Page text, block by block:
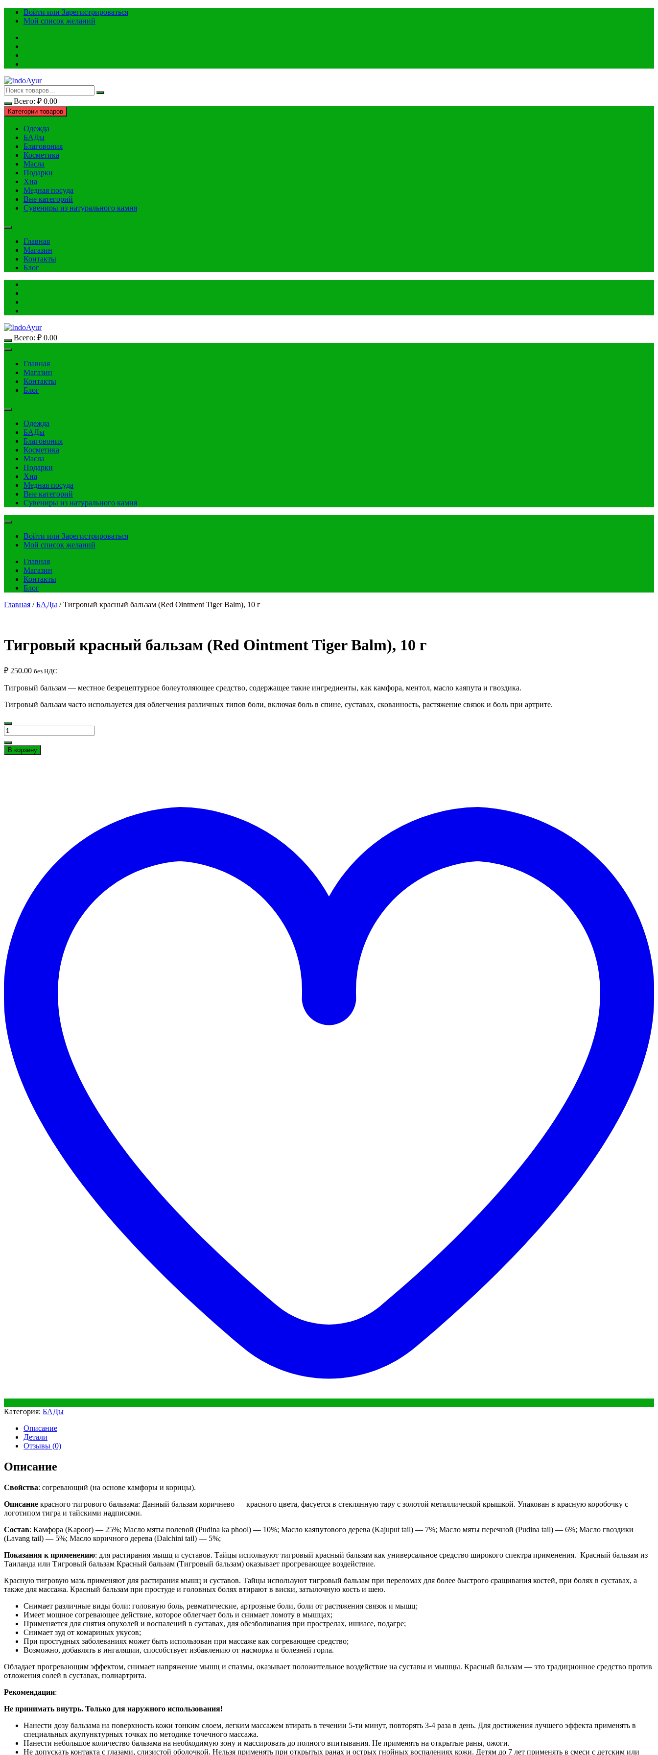
ПерейтиВойти или Зарегистрироваться
Мой список желаний
Всего: ₽ 0.00
Категории товаров
Одежда
БАДы
Благовония
Косметика
Масла
Подарки
Хна
Медная посуда
Вне категорий
Сувениры из натурального камня
Главная
Магазин
Контакты
Блог
Всего: ₽ 0.00
Главная
Магазин
Контакты
Блог
Одежда
БАДы
Благовония
Косметика
Масла
Подарки
Хна
Медная посуда
Вне категорий
Сувениры из натурального камня
Войти или Зарегистрироваться
Мой список желаний
Главная
Магазин
Контакты
Блог
Главная /БАДы / Тигровый красный бальзам (Red Ointment Tiger Balm), 10 г
Тигровый красный бальзам (Red Ointment Tiger Balm), 10 г
₽ 250.00 без НДС
Тигровый бальзам — местное безрецептурное болеутоляющее средство, содержащее такие ингредиенты, как камфора, ментол, масло каяпута и гвоздика.
Тигровый бальзам часто используется для облегчения различных типов боли, включая боль в спине, суставах, скованность, растяжение связок и боль при артрите.
Количество
Тигровый
красный
бальзам
В корзину
Категория: БАДы
Описание
Детали
Отзывы (0)
Описание
Свойства: согревающий (на основе камфоры и корицы).
Описание красного тигрового бальзама: Данный бальзам коричнево — красного цвета, фасуется в стеклянную тару с золотой металлической крышкой. Упакован в красную коробочку с
логотипом тигра и тайскими надписями.
Состав: Камфора (Kapoor) — 25%; Масло мяты полевой (Pudina ka phool) — 10%; Масло каяпутового дерева (Kajuput tail) — 7%; Масло мяты перечной (Pudina tail) — 6%; Масло гвоздики
(Lavang tail) — 5%; Масло коричного дерева (Dalchini tail) — 5%;
Показания к применению: для растирания мышц и суставов. Тайцы используют тигровый красный бальзам как универсальное средство широкого спектра применения. Красный бальзам из
Таиланда или Тигровый бальзам Красный бальзам (Тигровый бальзам) оказывает прогревающее воздействие.
Красную тигровую мазь применяют для растирания мышц и суставов. Тайцы используют тигровый бальзам при переломах для более быстрого сращивания костей, при болях в суставах, а
также для массажа. Красный бальзам при простуде и головных болях втирают в виски, затылочную кость и шею.
Снимает различные виды боли: головную боль, ревматические, артрозные боли, боли от растяжения связок и мышц;
Имеет мощное согревающее действие, которое облегчает боль и снимает ломоту в мышцах;
Применяется для снятия опухолей и воспалений в суставах, для обезболивания при прострелах, ишиасе, подагре;
Снимает зуд от комариных укусов;
При простудных заболеваниях может быть использован при массаже как согревающее средство;
Возможно, добавлять в ингаляции, способствует избавлению от насморка и болезней горла.
Обладает прогревающим эффектом, снимает напряжение мышц и спазмы, оказывает положительное воздействие на суставы и мышцы. Красный бальзам — это традиционное средство против
отложения солей в суставах, полиартрита.
Рекомендации:
Не принимать внутрь. Только для наружного использования!
Нанести дозу бальзама на поверхность кожи тонким слоем, легким массажем втирать в течении 5-ти минут, повторять 3-4 раза в день. Для достижения лучшего эффекта применять в
специальных акупунктурных точках по методике точечного массажа.
Нанести небольшое количество бальзама на необходимую зону и массировать до полного впитывания. Не применять на открытые раны, ожоги.
Не допускать контакта с глазами, слизистой оболочкой. Нельзя применять при открытых ранах и острых гнойных воспалениях кожи. Детям до 7 лет применять в смеси с детским или